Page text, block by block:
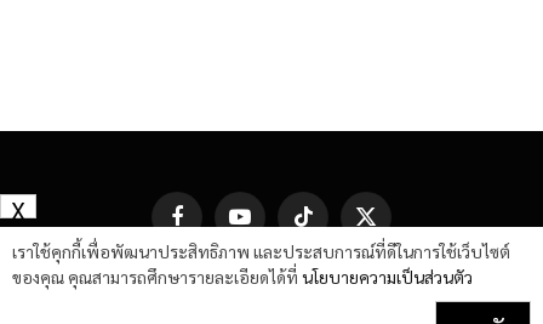
FacebookYouTube TikTok
X
(Twitter)
เราใช้คุกกี้เพื่อพัฒนาประสิทธิภาพ และประสบการณ์ที่ดีในการใช้เว็บไซต์
ของคุณ คุณสามารถศึกษารายละเอียดได้ที่ นโยบายความเป็นส่วนตัว
X